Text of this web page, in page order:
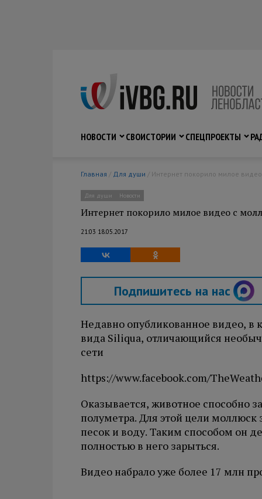
НОВОСТИ
СВОИСТОРИИ СПЕЦПРОЕКТЫ
Главная / Для души / Интернет покорило милое
Для души Новости
Интернет покорило милое видео с
21:03 18.05.2017
Подпишитесь на нас
Недавно опубликованное видео, в
вида Siliqua, отличающийся
сети
https://www.facebook.com/
Оказывается, животное способно
полуметра. Для этой цели моллюск
песок и воду. Таким способом он
полностью в него зарыться.
Видео набрало уже более 17 млн